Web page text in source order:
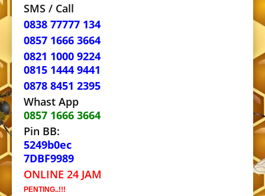
SMS / Call
0838 77777 134
0857 1666 3664
0821 1000 9224
0815 1444 9441
0878 8451 2395
Whast App
0857 1666 3664
Pin BB:
5249b0ec
7DBF9989
ONLINE 24 JAM
PENTING..!!!